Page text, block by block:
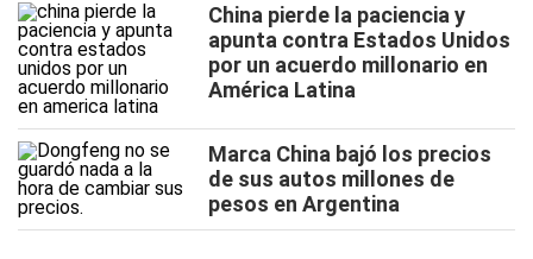
China pierde la paciencia y
apunta contra Estados Unidos
por un acuerdo millonario en
América Latina
Marca China bajó los precios
de sus autos millones de
pesos en Argentina